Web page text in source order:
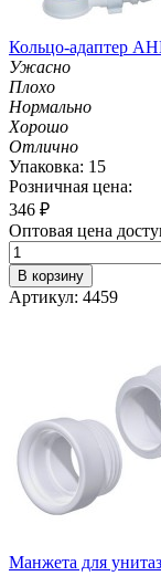
Кольцо-адаптер
Ужасно
Плохо
Нормально
Хорошо
Отлично
Упаковка: 15
Розничная цена:
346 ₽
Оптовая цена
В корзину
Артикул: 4459
Манжета для